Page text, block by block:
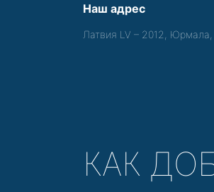
Наш адрес
Латвия LV – 2012, Юрмала,
КАК